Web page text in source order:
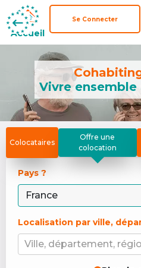
Accueil
Se Connecter
Accueil
Se Connecter
Vivre ensemble
Colocataires
Offre une
colocation
Pays ?
Localisation par ville,
Ville, département,